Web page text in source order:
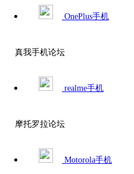
OnePlus手机
真我手机论坛
realme手机
摩托罗拉论坛
Motorola手机